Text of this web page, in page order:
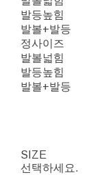
발등높힘
발볼+발등
정사이즈
발볼넓힘
발등높힘
발볼+발등
SIZE
선택하세요.